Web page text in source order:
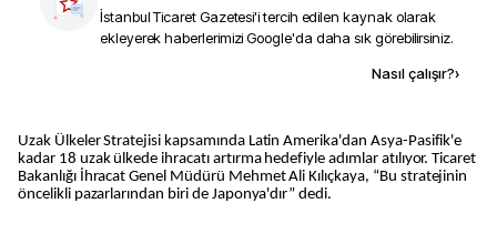
İstanbul Ticaret Gazetesi'i tercih edilen kaynak olarak
ekleyerek haberlerimizi Google'da daha sık görebilirsiniz.
Nasıl çalışır?›
Uzak Ülkeler Stratejisi kapsamında Latin Amerika'dan Asya-Pasifik'e
kadar 18 uzak ülkede ihracatı artırma hedefiyle adımlar atılıyor. Ticaret
Bakanlığı İhracat Genel Müdürü Mehmet Ali Kılıçkaya, “Bu stratejinin
öncelikli pazarlarından biri de Japonya'dır” dedi.